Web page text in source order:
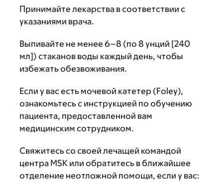
Принимайте лекарства в соответствии с
указаниями врача.
Выпивайте не менее 6–8 (по 8 унций [240
мл]) стаканов воды каждый день, чтобы
избежать обезвоживания.
Если у вас есть мочевой катетер (Foley),
ознакомьтесь с инструкцией по обучению
пациента, предоставленной вам
медицинским сотрудником.
Свяжитесь со своей лечащей командой
центра MSK или обратитесь в ближайшее
отделение неотложной помощи, если у вас: